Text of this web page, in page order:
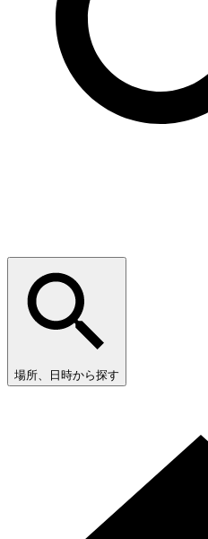
場所、日時から探す